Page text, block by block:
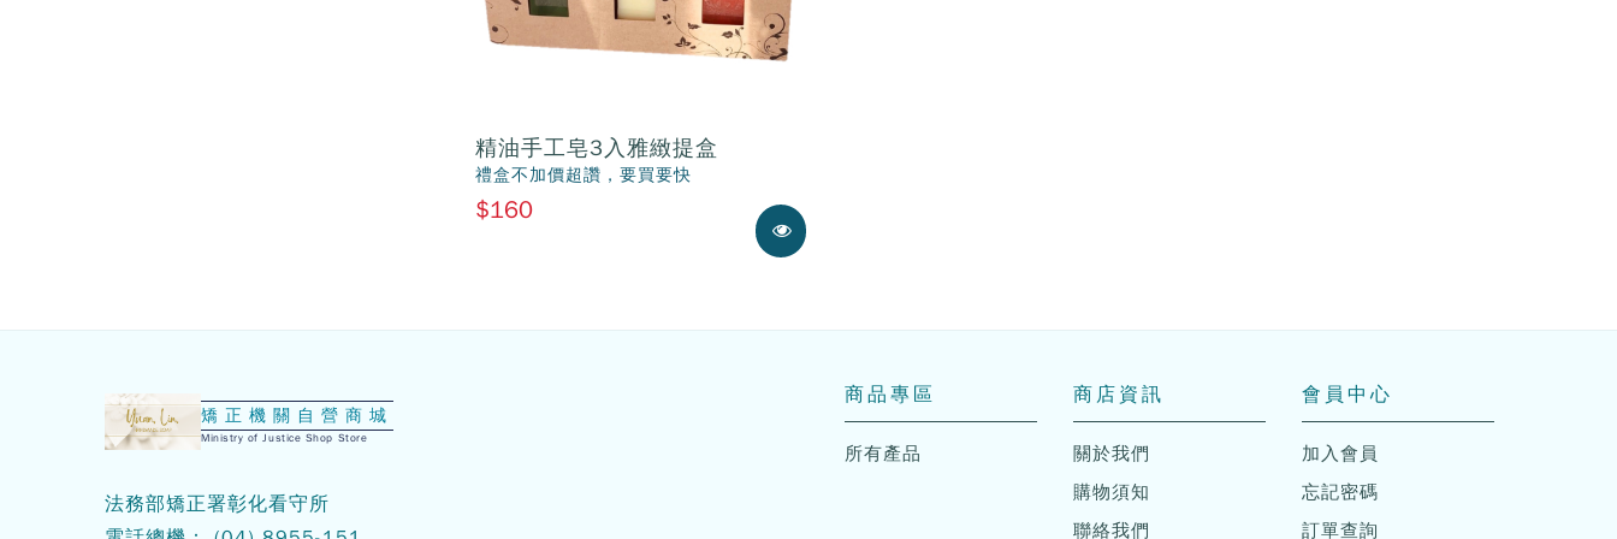
精油手工皂3入雅緻提盒
禮盒不加價超讚，要買要快
$160
展示中
矯正機關自營商城
Ministry of Justice Shop Store
法務部矯正署彰化看守所
商品專區
所有產品
商店資訊
關於我們
購物須知
聯絡我們
會員中心
加入會員
忘記密碼
訂單查詢